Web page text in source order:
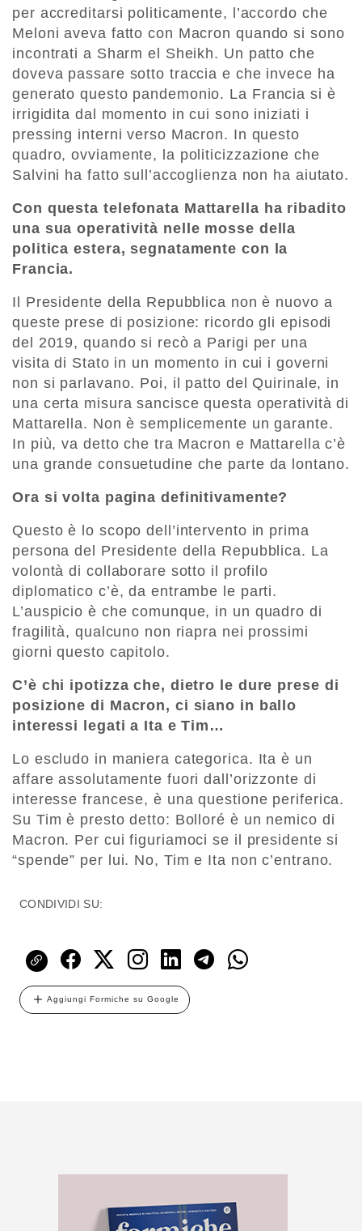
per accreditarsi politicamente, l’accordo che
Meloni aveva fatto con Macron quando si sono
incontrati a Sharm el Sheikh. Un patto che
doveva passare sotto traccia e che invece ha
generato questo pandemonio. La Francia si è
irrigidita dal momento in cui sono iniziati i
pressing interni verso Macron. In questo
quadro, ovviamente, la politicizzazione che
Salvini ha fatto sull’accoglienza non ha aiutato.
Con questa telefonata Mattarella ha ribadito
una sua operatività nelle mosse della
politica estera, segnatamente con la
Francia.
Il Presidente della Repubblica non è nuovo a
queste prese di posizione: ricordo gli episodi
del 2019, quando si recò a Parigi per una
visita di Stato in un momento in cui i governi
non si parlavano. Poi, il patto del Quirinale, in
una certa misura sancisce questa operatività di
Mattarella. Non è semplicemente un garante.
In più, va detto che tra Macron e Mattarella c’è
una grande consuetudine che parte da lontano.
Ora si volta pagina definitivamente?
Questo è lo scopo dell’intervento in prima
persona del Presidente della Repubblica. La
volontà di collaborare sotto il profilo
diplomatico c’è, da entrambe le parti.
L’auspicio è che comunque, in un quadro di
fragilità, qualcuno non riapra nei prossimi
giorni questo capitolo.
C’è chi ipotizza che, dietro le dure prese di
posizione di Macron, ci siano in ballo
interessi legati a Ita e Tim…
Lo escludo in maniera categorica. Ita è un
affare assolutamente fuori dall’orizzonte di
interesse francese, è una questione periferica.
Su Tim è presto detto: Bolloré è un nemico di
Macron. Per cui figuriamoci se il presidente si
“spende” per lui. No, Tim e Ita non c’entrano.
CONDIVIDI SU:
Aggiungi Formiche su Google